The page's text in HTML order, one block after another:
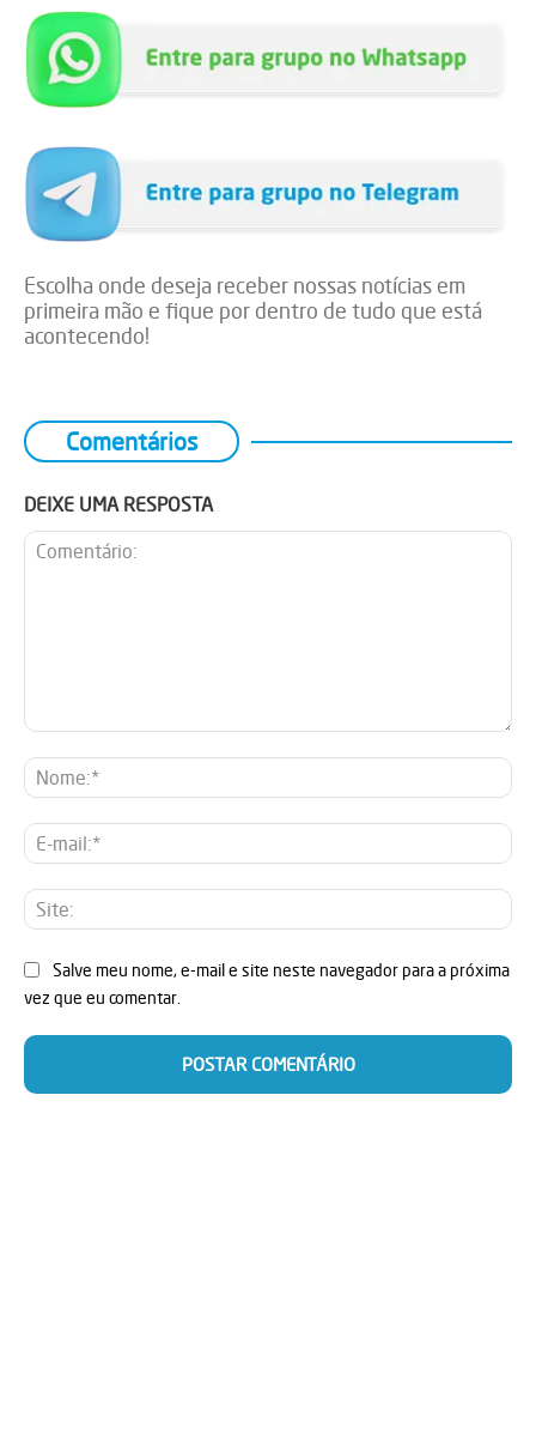
Escolha onde deseja receber nossas notícias em
primeira mão e fique por dentro de tudo que está
acontecendo!
Comentários
DEIXE UMA RESPOSTA
E-
Salve meu nome, e-mail e site neste navegador para a próxima
vez que eu comentar.